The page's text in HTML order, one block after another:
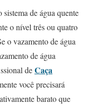
de água quente
o nível três ou quatro
o vazamento de água
de água
deCaça
você precisará
barato que